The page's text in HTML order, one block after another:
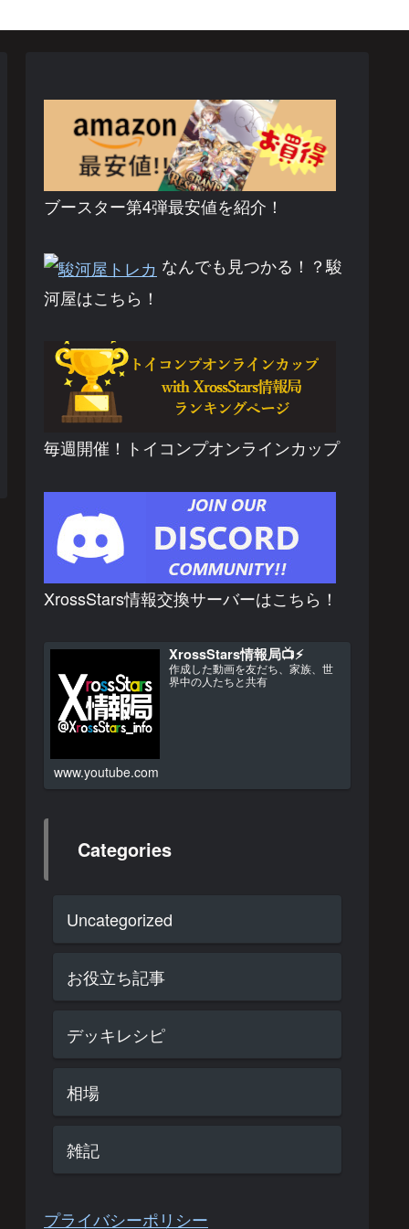
ブースター第4弾最安値を紹介！
なんでも見つかる！？駿
河屋はこちら！
毎週開催！トイコンプオンラインカップ
XrossStars情報交換サーバーはこちら！
XrossStars情報局📺⚡
作成した動画を友だち、家族、世
界中の人たちと共有
www.youtube.com
Categories
Uncategorized
お役立ち記事
デッキレシピ
相場
雑記
プライバシーポリシー